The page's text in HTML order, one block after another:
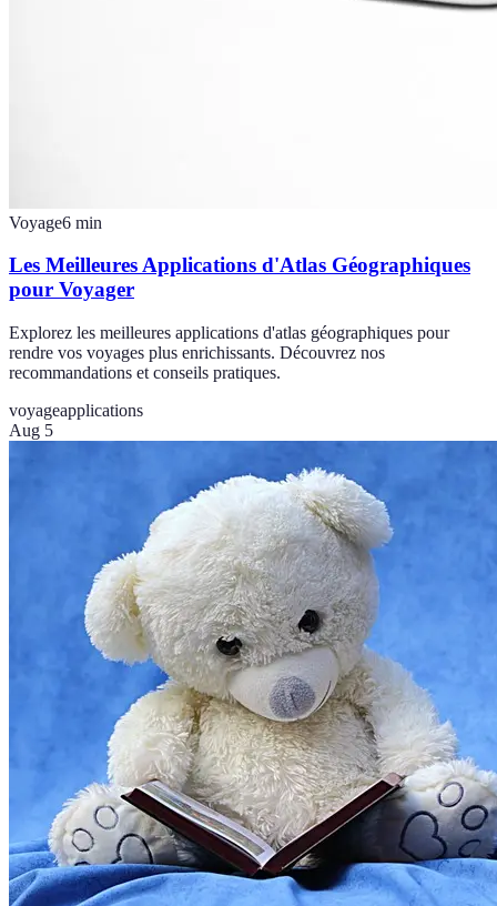
Voyage6 min
Les Meilleures Applications d'Atlas Géographiques
pour Voyager
Explorez les meilleures applications d'atlas géographiques pour
rendre vos voyages plus enrichissants. Découvrez nos
recommandations et conseils pratiques.
voyageapplications
Aug 5